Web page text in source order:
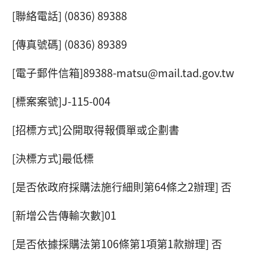
[聯絡電話] (0836) 89388
[傳真號碼] (0836) 89389
[電子郵件信箱]89388-matsu@mail.tad.gov.tw
[標案案號]J-115-004
[招標方式]公開取得報價單或企劃書
[決標方式]最低標
[是否依政府採購法施行細則第64條之2辦理] 否
[新增公告傳輸次數]01
[是否依據採購法第106條第1項第1款辦理] 否